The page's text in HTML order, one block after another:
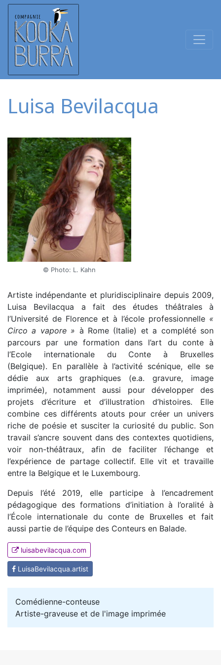
Luisa Bevilacqua
© Photo: L. Kahn
Artiste indépendante et pluridisciplinaire depuis 2009,
Luisa Bevilacqua a fait des études théâtrales à
l’Université de Florence et à l’école professionnelle «
Circo a vapore » à Rome (Italie) et a complété son
parcours par une formation dans l’art du conte à
l’Ecole internationale du Conte à Bruxelles
(Belgique). En parallèle à l’activité scénique, elle se
dédie aux arts graphiques (e.a. gravure, image
imprimée), notamment aussi pour développer des
projets d’écriture et d’illustration d’histoires. Elle
combine ces différents atouts pour créer un univers
riche de poésie et susciter la curiosité du public. Son
travail s’ancre souvent dans des contextes quotidiens,
voir non-théâtraux, afin de faciliter l’échange et
l’expérience de partage collectif. Elle vit et travaille
entre la Belgique et le Luxembourg.
Depuis l’été 2019, elle participe à l’encadrement
pédagogique des formations d’initiation à l’oralité à
l’École internationale du conte de Bruxelles et fait
aussi partie de l’équipe des Conteurs en Balade.
luisabevilacqua.com
LuisaBevilacqua.artist
Comédienne-conteuse
Artiste-graveuse et de l'image imprimée